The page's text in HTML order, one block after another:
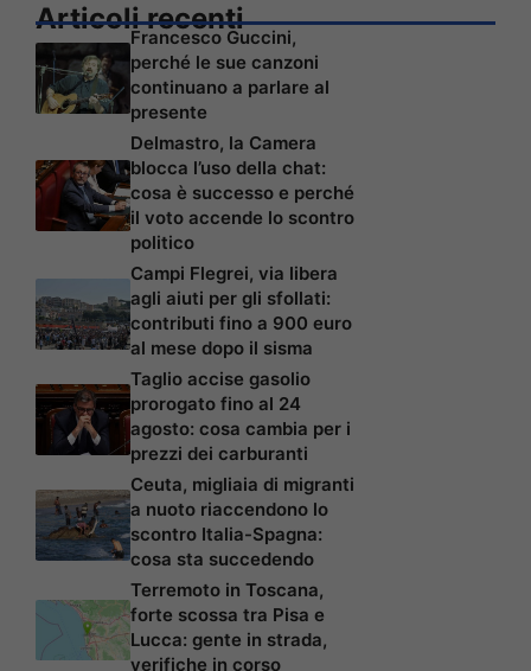
Articoli recenti
Francesco Guccini,
perché le sue canzoni
continuano a parlare al
presente
Delmastro, la Camera
blocca l’uso della chat:
cosa è successo e perché
il voto accende lo scontro
politico
Campi Flegrei, via libera
agli aiuti per gli sfollati:
contributi fino a 900 euro
al mese dopo il sisma
Taglio accise gasolio
prorogato fino al 24
agosto: cosa cambia per i
prezzi dei carburanti
Ceuta, migliaia di migranti
a nuoto riaccendono lo
scontro Italia-Spagna:
cosa sta succedendo
Terremoto in Toscana,
forte scossa tra Pisa e
Lucca: gente in strada,
verifiche in corso